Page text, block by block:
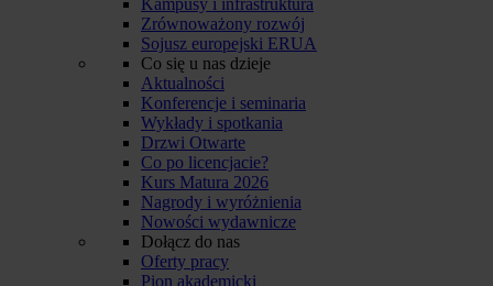
Zrównoważony rozwój
Sojusz europejski ERUA
Co się u nas dzieje
Aktualności
Konferencje i seminaria
Wykłady i spotkania
Drzwi Otwarte
Co po licencjacie?
Kurs Matura 2026
Nagrody i wyróżnienia
Nowości wydawnicze
Dołącz do nas
Oferty pracy
Pion akademicki